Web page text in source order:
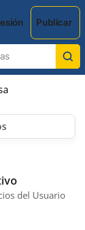
Publicar
del Usuario